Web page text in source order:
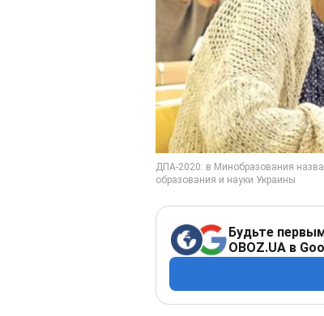
Будьте
OBOZ.UA в